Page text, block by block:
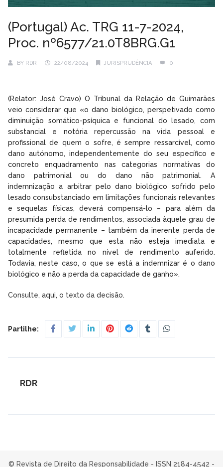
(Portugal) Ac. TRG 11-7-2024,
Proc. nº6577/21.0T8BRG.G1
BY RDR 22/08/2024 JURISPRUDÊNCIA 0
(Relator: José Cravo) O Tribunal da Relação de Guimarães
veio considerar que «o dano biológico, perspetivado como
diminuição somático-psíquica e funcional do lesado, com
substancial e notória repercussão na vida pessoal e
profissional de quem o sofre, é sempre ressarcível, como
dano autónomo, independentemente do seu específico e
concreto enquadramento nas categorias normativas do
dano patrimonial ou do dano não patrimonial. A
indemnização a arbitrar pelo dano biológico sofrido pelo
lesado consubstanciado em limitações funcionais relevantes
e sequelas físicas, deverá compensá-lo – para além da
presumida perda de rendimentos, associada àquele grau de
incapacidade permanente – também da inerente perda de
capacidades, mesmo que esta não esteja imediata e
totalmente refletida no nível de rendimento auferido.
Todavia, neste caso, o que se está a indemnizar é o dano
biológico e não a perda da capacidade de ganho».
Consulte, aqui, o texto da decisão.
Partilhe:
RDR
© Revista de Direito da Responsabilidade - ISSN 2184-4542 -